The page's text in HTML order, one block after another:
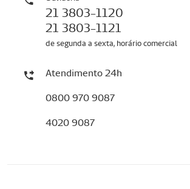
21 3803-1120
21 3803-1121
de segunda a sexta, horário comercial
Atendimento 24h
0800 970 9087
4020 9087